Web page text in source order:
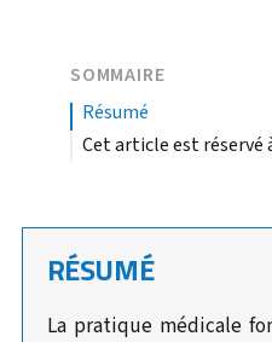
SOMMAIRE
résumé
Cet article est réservé
RÉSUMÉ
La pratique médicale